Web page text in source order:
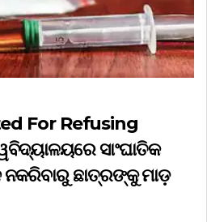
For Refusing
ସାଂଘାତିକ
ଛାତ୍ରଙ୍କୁ ମାଡ଼